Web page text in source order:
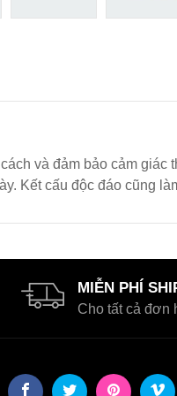
và đảm bảo cảm
Kết cấu độc đáo cũng
MIỄN PHÍ
Cho tất cả đơn